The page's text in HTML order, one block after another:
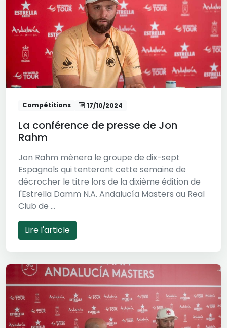
Compétitions 17/10/2024
La conférence de presse de Jon
Rahm
Jon Rahm mènera le groupe de dix-sept
Espagnols qui tenteront cette semaine de
décrocher le titre lors de la dixième édition de
l'Estrella Damm N.A. Andalucía Masters au Real
Club de ...
Lire l'article